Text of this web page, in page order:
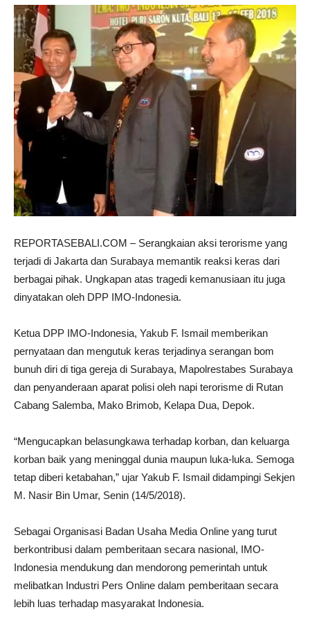
REPORTASEBALI.COM – Serangkaian aksi terorisme yang
terjadi di Jakarta dan Surabaya memantik reaksi keras dari
berbagai pihak. Ungkapan atas tragedi kemanusiaan itu juga
dinyatakan oleh DPP IMO-Indonesia.
Ketua DPP IMO-Indonesia, Yakub F. Ismail memberikan
pernyataan dan mengutuk keras terjadinya serangan bom
bunuh diri di tiga gereja di Surabaya, Mapolrestabes Surabaya
dan penyanderaan aparat polisi oleh napi terorisme di Rutan
Cabang Salemba, Mako Brimob, Kelapa Dua, Depok.
“Mengucapkan belasungkawa terhadap korban, dan keluarga
korban baik yang meninggal dunia maupun luka-luka. Semoga
tetap diberi ketabahan,” ujar Yakub F. Ismail didampingi Sekjen
M. Nasir Bin Umar, Senin (14/5/2018).
Sebagai Organisasi Badan Usaha Media Online yang turut
berkontribusi dalam pemberitaan secara nasional, IMO-
Indonesia mendukung dan mendorong pemerintah untuk
melibatkan Industri Pers Online dalam pemberitaan secara
lebih luas terhadap masyarakat Indonesia.